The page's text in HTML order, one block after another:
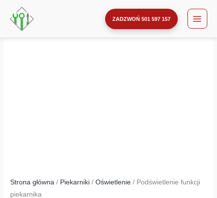
Przejdź
ZADZWOŃ 501 597 157
Strona główna / Piekarniki /Oświetlenie / Podświetlenie funkcji
piekarnika
ilość
Podświetlenie
funkcji
piekarnika